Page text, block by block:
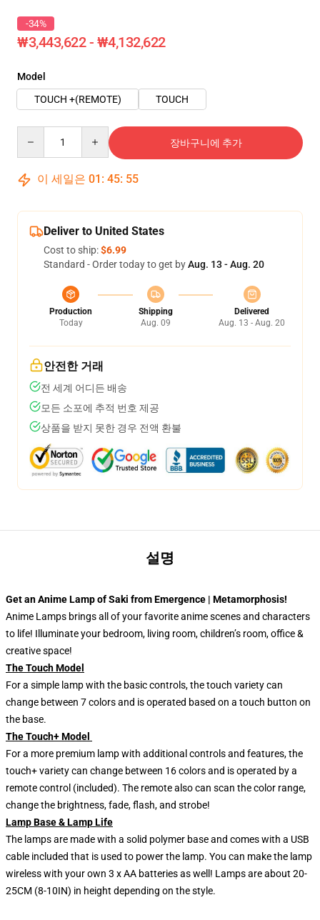
-34%
₩3,443,622 - ₩4,132,622
Model
TOUCH +(REMOTE)
TOUCH
장바구니에 추가
이 세일은 01 : 45: 54
Deliver to United States
Cost to ship:$6.99
Standard - Order today to get byAug. 13 - Aug. 20
Production
Today
Shipping
Aug. 09
Delivered
Aug. 13 - Aug. 20
안전한 거래
전 세계 어디든 배송
모든 소포에 추적 번호 제공
상품을 받지 못한 경우 전액 환불
설명
Get an Anime Lamp of Saki from Emergence | Metamorphosis!
Anime Lamps brings all of your favorite anime scenes and characters
to life! Illuminate your bedroom, living room, children’s room, office &
creative space!
The Touch Model
For a simple lamp with the basic controls, the touch variety can
change between 7 colors and is operated based on a touch button on
the base.
The Touch+ Model
For a more premium lamp with additional controls and features, the
touch+ variety can change between 16 colors and is operated by a
remote control (included). The remote also can scan the color range,
change the brightness, fade, flash, and strobe!
Lamp Base & Lamp Life
The lamps are made with a solid polymer base and comes with a USB
cable included that is used to power the lamp. You can make the lamp
wireless with your own 3 x AA batteries as well! Lamps are about 20-
25CM (8-10IN) in height depending on the style.